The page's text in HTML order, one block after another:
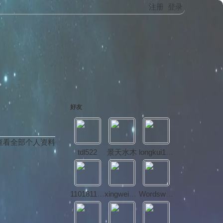
注册 登录
看全部个人资料
好友
tdl522 景天水木 longkui1990
1101811258 xingweidong Wordsworth